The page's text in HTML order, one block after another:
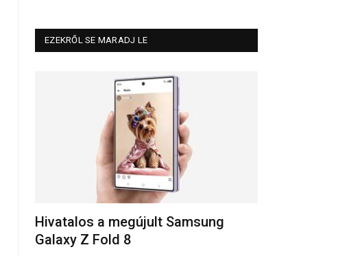
EZEKRŐL SE MARADJ LE
Hivatalos a megújult Samsung
Galaxy Z Fold 8